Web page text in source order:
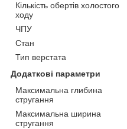
Кількість обертів холостого
ходу
ЧПУ
Стан
Тип верстата
Додаткові параметри
Максимальна глибина
стругання
Максимальна ширина
стругання